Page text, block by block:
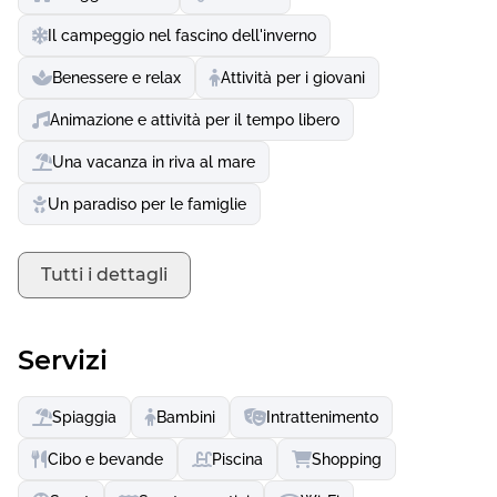
caroselli frenetici per diverse fasce d'età e molto altro.
Oppure fate un safari fotografico a tigri & co. o avvicinatevi
alle scimmie e a molti altri animali nel parco Terra Natura.
Il Mundomar offre affascinanti spettacoli di delfini e
incontri in piscina con i leoni marini.
Il campeggio nel fascino dell'inverno
Benessere e relax Attività per i giovani
Animazione e attività per il tempo libero
Una vacanza in riva al mare
Un paradiso per le famiglie
Tutti i dettagli
Servizi
Spiaggia Bambini Intrattenimento
Cibo e bevande Piscina Shopping